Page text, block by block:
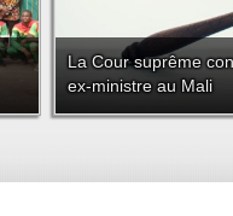
La Cour suprême
ex-ministre au Mali